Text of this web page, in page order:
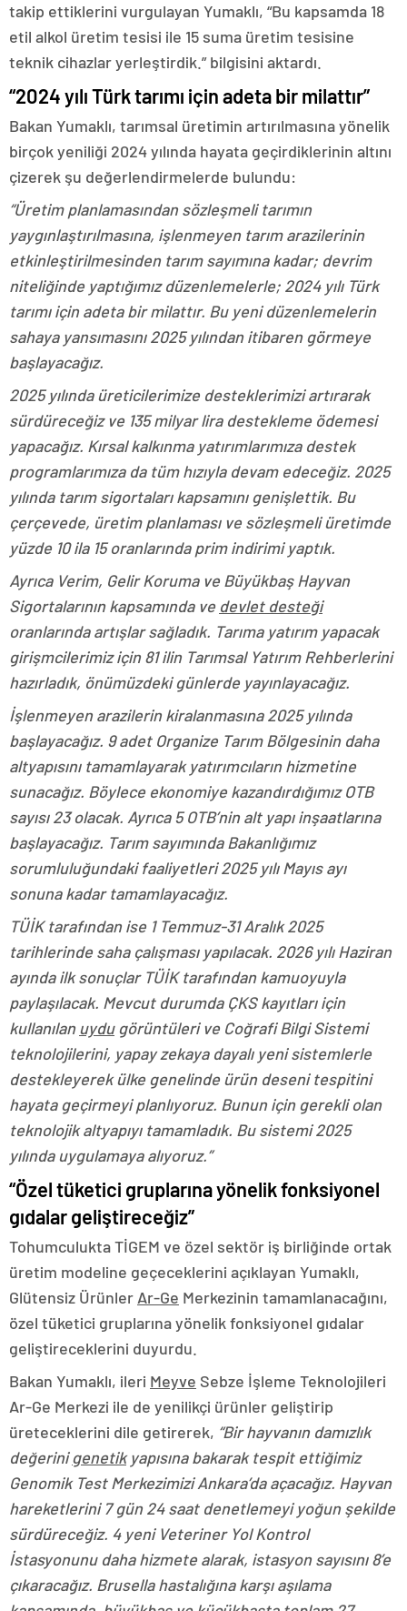
takip ettiklerini vurgulayan Yumaklı, “Bu kapsamda 18
etil alkol üretim tesisi ile 15 suma üretim tesisine
teknik cihazlar yerleştirdik.” bilgisini aktardı.
“2024 yılı Türk tarımı için adeta bir milattır”
Bakan Yumaklı, tarımsal üretimin artırılmasına yönelik
birçok yeniliği 2024 yılında hayata geçirdiklerinin altını
çizerek şu değerlendirmelerde bulundu:
“Üretim planlamasından sözleşmeli tarımın
yaygınlaştırılmasına, işlenmeyen tarım arazilerinin
etkinleştirilmesinden tarım sayımına kadar; devrim
niteliğinde yaptığımız düzenlemelerle; 2024 yılı Türk
tarımı için adeta bir milattır. Bu yeni düzenlemelerin
sahaya yansımasını 2025 yılından itibaren görmeye
başlayacağız.
2025 yılında üreticilerimize desteklerimizi artırarak
sürdüreceğiz ve 135 milyar lira destekleme ödemesi
yapacağız. Kırsal kalkınma yatırımlarımıza destek
programlarımıza da tüm hızıyla devam edeceğiz. 2025
yılında tarım sigortaları kapsamını genişlettik. Bu
çerçevede, üretim planlaması ve sözleşmeli üretimde
yüzde 10 ila 15 oranlarında prim indirimi yaptık.
Ayrıca Verim, Gelir Koruma ve Büyükbaş Hayvan
Sigortalarının kapsamında ve devlet desteği
oranlarında artışlar sağladık. Tarıma yatırım yapacak
girişmcilerimiz için 81 ilin Tarımsal Yatırım Rehberlerini
hazırladık, önümüzdeki günlerde yayınlayacağız.
İşlenmeyen arazilerin kiralanmasına 2025 yılında
başlayacağız. 9 adet Organize Tarım Bölgesinin daha
altyapısını tamamlayarak yatırımcıların hizmetine
sunacağız. Böylece ekonomiye kazandırdığımız OTB
sayısı 23 olacak. Ayrıca 5 OTB’nin alt yapı inşaatlarına
başlayacağız. Tarım sayımında Bakanlığımız
sorumluluğundaki faaliyetleri 2025 yılı Mayıs ayı
sonuna kadar tamamlayacağız.
TÜİK tarafından ise 1 Temmuz-31 Aralık 2025
tarihlerinde saha çalışması yapılacak. 2026 yılı Haziran
ayında ilk sonuçlar TÜİK tarafından kamuoyuyla
paylaşılacak. Mevcut durumda ÇKS kayıtları için
kullanılan uydugörüntüleri ve Coğrafi Bilgi Sistemi
teknolojilerini, yapay zekaya dayalı yeni sistemlerle
destekleyerek ülke genelinde ürün deseni tespitini
hayata geçirmeyi planlıyoruz. Bunun için gerekli olan
teknolojik altyapıyı tamamladık. Bu sistemi 2025
yılında uygulamaya alıyoruz.”
“Özel tüketici gruplarına yönelik fonksiyonel
gıdalar geliştireceğiz”
Tohumculukta TİGEM ve özel sektör iş birliğinde ortak
üretim modeline geçeceklerini açıklayan Yumaklı,
Glütensiz Ürünler Ar-Ge Merkezinin tamamlanacağını,
özel tüketici gruplarına yönelik fonksiyonel gıdalar
geliştireceklerini duyurdu.
Bakan Yumaklı, ileri Meyve Sebze İşleme Teknolojileri
Ar-Ge Merkezi ile de yenilikçi ürünler geliştirip
üreteceklerini dile getirerek, “Bir hayvanın damızlık
değerinigenetikyapısına bakarak tespit ettiğimiz
Genomik Test Merkezimizi Ankara’da açacağız. Hayvan
hareketlerini 7 gün 24 saat denetlemeyi yoğun şekilde
sürdüreceğiz. 4 yeni Veteriner Yol Kontrol
İstasyonunu daha hizmete alarak, istasyon sayısını 8’e
çıkaracağız. Brusella hastalığına karşı aşılama